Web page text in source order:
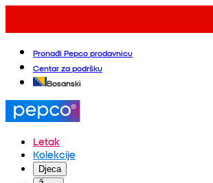
Pronađi Pepco prodavnicu
Centar za podršku
Bosanski
Letak
Kolekcije
Djeca